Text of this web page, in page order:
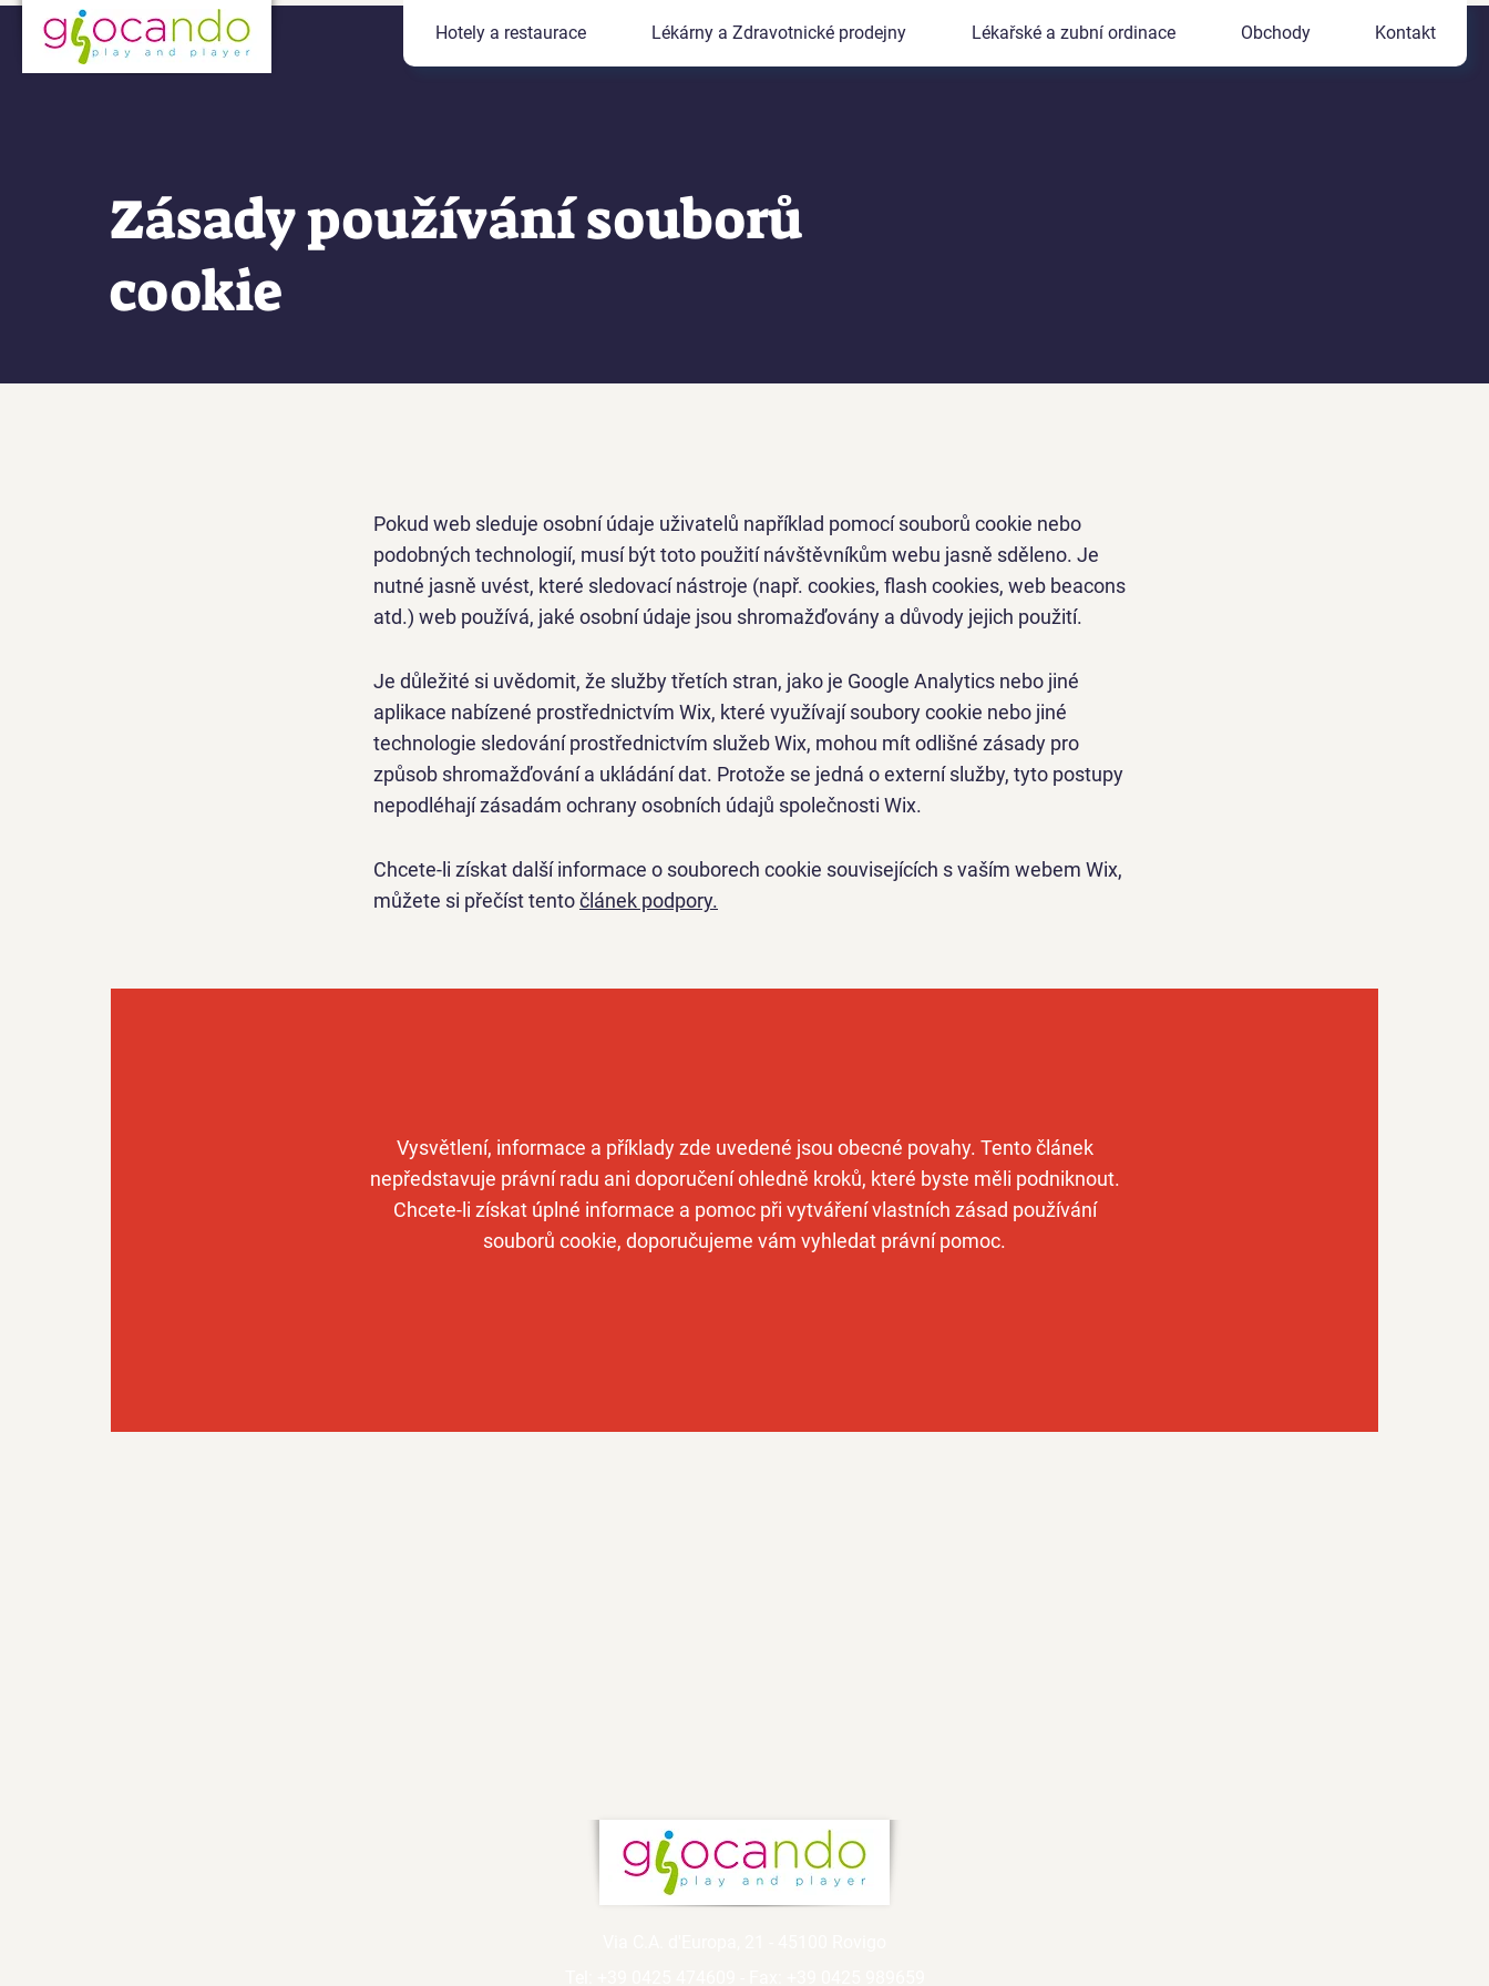
Hotely a restaurace Lékárny a Zdravotnické prodejny Lékařské a zubní ordinace Obchody Kontakt
Zásady používání souborů
cookie
Pokud web sleduje osobní údaje uživatelů například pomocí souborů cookie nebo
podobných technologií, musí být toto použití návštěvníkům webu jasně sděleno. Je
nutné jasně uvést, které sledovací nástroje (např. cookies, flash cookies, web beacons
atd.) web používá, jaké osobní údaje jsou shromažďovány a důvody jejich použití.
Je důležité si uvědomit, že služby třetích stran, jako je Google Analytics nebo jiné
aplikace nabízené prostřednictvím Wix, které využívají soubory cookie nebo jiné
technologie sledování prostřednictvím služeb Wix, mohou mít odlišné zásady pro
způsob shromažďování a ukládání dat. Protože se jedná o externí služby, tyto postupy
nepodléhají zásadám ochrany osobních údajů společnosti Wix.
Chcete-li získat další informace o souborech cookie souvisejících s vaším webem Wix,
můžete si přečíst tentočlánek podpory.
Vysvětlení, informace a příklady zde uvedené jsou obecné povahy. Tento článek
nepředstavuje právní radu ani doporučení ohledně kroků, které byste měli podniknout.
Chcete-li získat úplné informace a pomoc při vytváření vlastních zásad používání
souborů cookie, doporučujeme vám vyhledat právní pomoc.